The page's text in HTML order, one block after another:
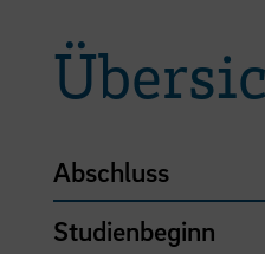
Abschluss
Studienbeginn